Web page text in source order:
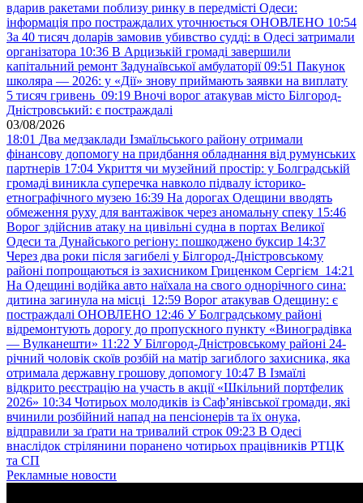
вдарив ракетами поблизу ринку в передмісті Одеси:
інформація про постраждалих уточнюється ОНОВЛЕНО 10:54
За 40 тисяч доларів замовив убивство судді: в Одесі затримали
організатора 10:36 В Арцизькій громаді завершили
капітальний ремонт Задунаївської амбулаторії 09:51 Пакунок
школяра — 2026: у «Дії» знову приймають заявки на виплату
5 тисяч гривень 09:19 Вночі ворог атакував місто Білгород-
Дністровський: є постраждалі
03/08/2026
18:01 Два медзаклади Ізмаїльського району отримали
фінансову допомогу на придбання обладнання від румунських
партнерів 17:04 Укриття чи музейний простір: у Болградській
громаді виникла суперечка навколо підвалу історико-
етнографічного музею 16:39 На дорогах Одещини вводять
обмеження руху для вантажівок через аномальну спеку 15:46
Ворог здійснив атаку на цивільні судна в портах Великої
Одеси та Дунайського регіону: пошкоджено буксир 14:37
Через два роки після загибелі у Білгород-Дністровському
районі попрощаються із захисником Гриценком Сергієм 14:21
На Одещині водійка авто наїхала на свого однорічного сина:
дитина загинула на місці 12:59 Ворог атакував Одещину: є
постраждалі ОНОВЛЕНО 12:46 У Болградському районі
відремонтують дорогу до пропускного пункту «Виноградівка
— Вулканешти» 11:22 У Білгород-Дністровському районі 24-
річний чоловік скоїв розбій на матір загиблого захисника, яка
отримала державну грошову допомогу 10:47 В Ізмаїлі
відкрито реєстрацію на участь в акції «Шкільний портфелик
2026» 10:34 Чотирьох молодиків із Саф’янівської громади, які
вчинили розбійний напад на пенсіонерів та їх онука,
відправили за ґрати на тривалий строк 09:23 В Одесі
внаслідок стрілянини поранено чотирьох працівників РТЦК
та СП
Рекламные новости